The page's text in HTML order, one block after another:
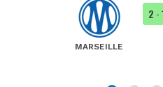
MARSEILLE
2 -